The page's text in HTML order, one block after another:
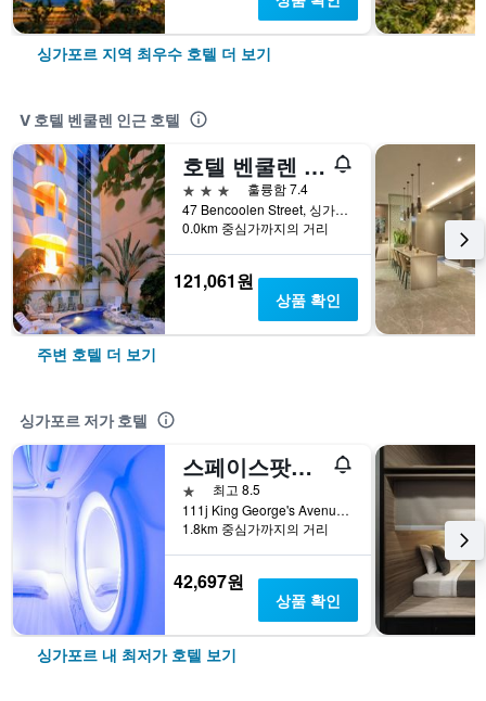
싱가포르 지역 최우수 호텔 더 보기
V 호텔 벤쿨렌 인근 호텔
호텔 벤쿨렌 @ 벤쿨렌 스트리트
3성급
훌륭함 7.4
47 Bencoolen Street, 싱가포르, 싱가포르
0.0km 중심가까지의 거리
121,061원
상품 확인
주변 호텔 더 보기
싱가포르 저가 호텔
스페이스팟@라벤더
1성급최고 8.5
111j King George's Avenue, 싱가포르, 싱가포르
1.8km 중심가까지의 거리
42,697원
상품 확인
싱가포르 내 최저가 호텔 보기